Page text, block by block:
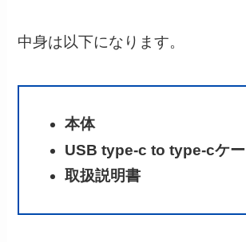
中身は以下になります。
本体
USB type-c to type-cケ
取扱説明書